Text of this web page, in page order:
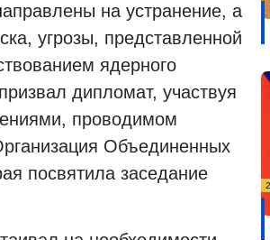
на устранение, а
угрозы, представленной
ядерного
дипломат, участвуя
проводимом
Объединенных
посвятила заседание